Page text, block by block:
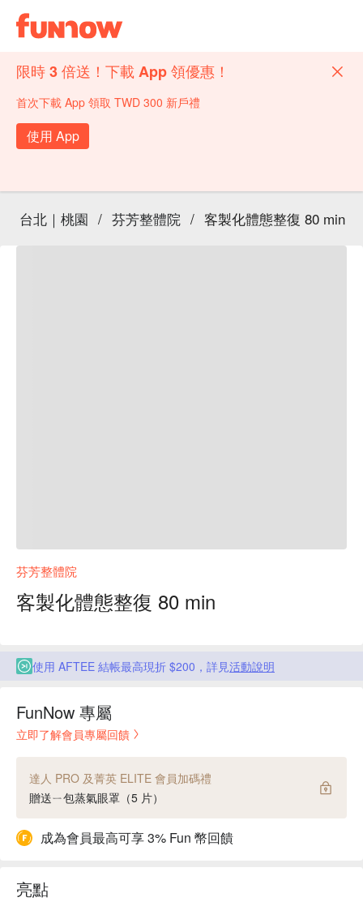
限時 3 倍送！下載 App 領優惠！
首次下載 App 領取 TWD 300 新戶禮
使用 App
台北｜桃園 / 芬芳整體院 / 客製化體態整復 80 min
芬芳整體院
客製化體態整復 80 min
使用 AFTEE 結帳最高現折 $200，詳見活動說明
FunNow 專屬
立即了解會員專屬回饋
達人 PRO 及菁英 ELITE 會員加碼禮
贈送ㄧ包蒸氣眼罩（5 片）
成為會員最高可享 3% Fun 幣回饋
亮點